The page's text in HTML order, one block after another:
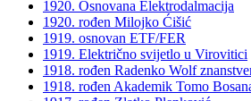
1920. Osnovana Elektrodalmacija
1920. rođen Milojko Ćišić
1919. osnovan ETF/FER
1919. Električno svijetlo u Virovitici
1918. rođen Radenko Wolf
1918. rođen Akademik Tomo